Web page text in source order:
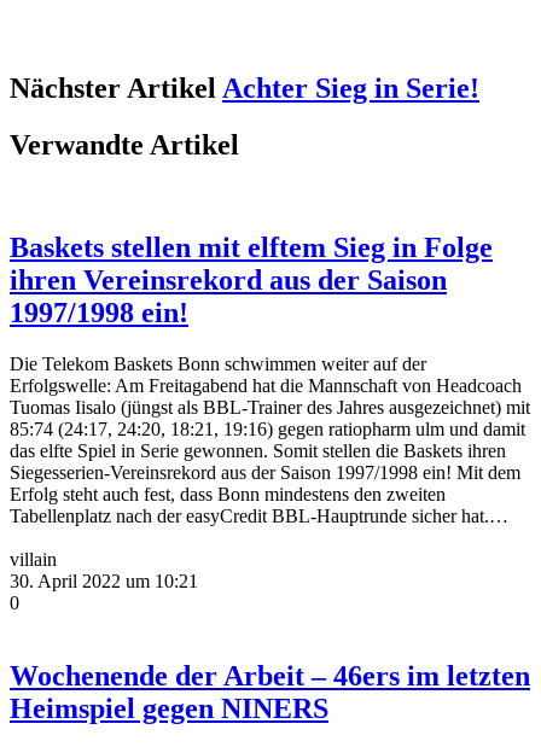
Nächster ArtikelAchter Sieg in Serie!
Verwandte Artikel
Baskets stellen mit elftem Sieg in Folge
ihren Vereinsrekord aus der Saison
1997/1998 ein!
Die Telekom Baskets Bonn schwimmen weiter auf der
Erfolgswelle: Am Freitagabend hat die Mannschaft von Headcoach
Tuomas Iisalo (jüngst als BBL-Trainer des Jahres ausgezeichnet) mit
85:74 (24:17, 24:20, 18:21, 19:16) gegen ratiopharm ulm und damit
das elfte Spiel in Serie gewonnen. Somit stellen die Baskets ihren
Siegesserien-Vereinsrekord aus der Saison 1997/1998 ein! Mit dem
Erfolg steht auch fest, dass Bonn mindestens den zweiten
Tabellenplatz nach der easyCredit BBL-Hauptrunde sicher hat.…
villain
30. April 2022 um 10:21
0
Wochenende der Arbeit – 46ers im letzten
Heimspiel gegen NINERS